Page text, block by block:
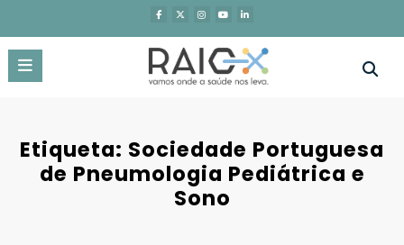
o
conteúdo
Etiqueta: Sociedade Portuguesa
de Pneumologia Pediátrica e
Sono